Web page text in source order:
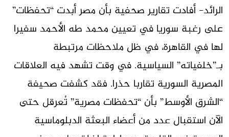
الرائد- أفادت تقارير صحفية بأن مصر أبدت “تحفظات”
على رغبة سوريا في تعيين محمد طه الأحمد سفيرا
لها في القاهرة، في ظل ملاحظات مرتبطة
بـ”خلفياته” السياسية. في وقت تشهد فيه العلاقات
المصرية السورية تقاربا حذرا. فقد كشفت صحيفة
“الشرق الأوسط” بأن “تحفظات مصرية” تُعرقل حتى
الآن استقبال عدد من أعضاء البعثة الدبلوماسية